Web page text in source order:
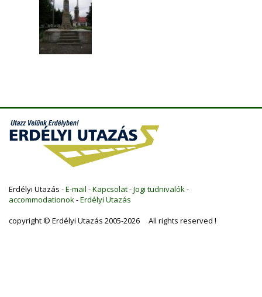
Erdélyi Utazás -E-mail -Kapcsolat-Jogi tudnivalók-
accommodationok-Erdélyi Utazás
copyright © Erdélyi Utazás 2005-2026 All rights reserved !